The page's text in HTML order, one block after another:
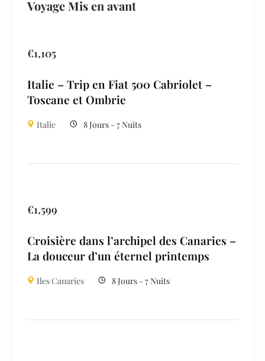
Voyage Mis en avant
€1,105
Italie – Trip en Fiat 500 Cabriolet –
Toscane et Ombrie
Italie 8 Jours - 7 Nuits
€1,599
Croisière dans l’archipel des Canaries –
La douceur d’un éternel printemps
Iles Canaries 8 Jours - 7 Nuits